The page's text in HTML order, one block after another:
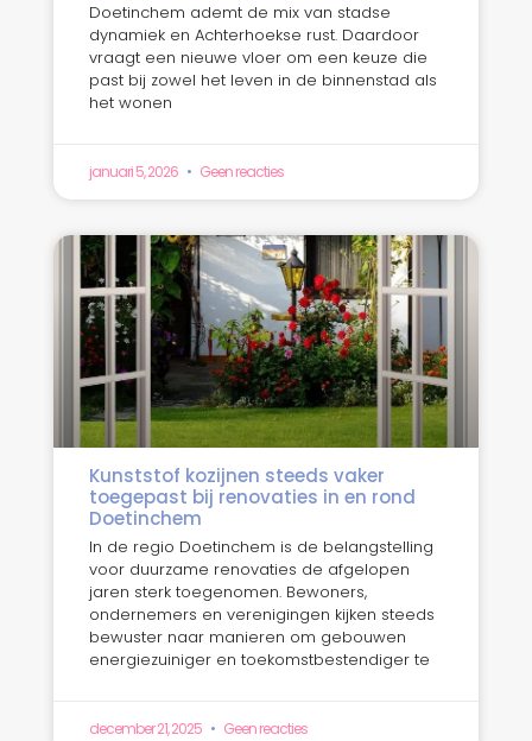
Doetinchem ademt de mix van stadse
dynamiek en Achterhoekse rust. Daardoor
vraagt een nieuwe vloer om een keuze die
past bij zowel het leven in de binnenstad als
het wonen
januari 5, 2026 Geen reacties
Kunststof kozijnen steeds vaker
toegepast bij renovaties in en rond
Doetinchem
In de regio Doetinchem is de belangstelling
voor duurzame renovaties de afgelopen
jaren sterk toegenomen. Bewoners,
ondernemers en verenigingen kijken steeds
bewuster naar manieren om gebouwen
energiezuiniger en toekomstbestendiger te
december 21, 2025 Geen reacties